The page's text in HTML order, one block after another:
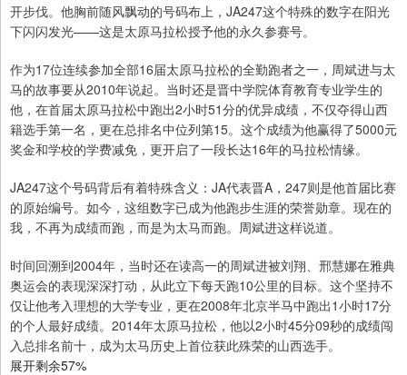
开步伐。他胸前随风飘动的号码布上，JA247这个特殊的数字在阳光
下闪闪发光——这是太原马拉松授予他的永久参赛号。
作为17位连续参加全部16届太原马拉松的全勤跑者之一，周斌进与太
马的故事要从2010年说起。当时还是晋中学院体育教育专业学生的
他，在首届太原马拉松中跑出2小时51分的优异成绩，不仅夺得山西
籍选手第一名，更在总排名中位列第15。这个成绩为他赢得了5000元
奖金和学校的学费减免，更开启了一段长达16年的马拉松情缘。
JA247这个号码背后有着特殊含义：JA代表晋A，247则是他首届比赛
的原始编号。如今，这组数字已成为他跑步生涯的荣誉勋章。现在的
我，不再为成绩而跑，而是为太马而跑。周斌进这样说道。
时间回溯到2004年，当时还在读高一的周斌进被刘翔、邢慧娜在雅典
奥运会的表现深深打动，从此立下每天跑10公里的目标。这个坚持不
仅让他考入理想的大学专业，更在2008年北京半马中跑出1小时17分
的个人最好成绩。2014年太原马拉松，他以2小时45分09秒的成绩闯
入总排名前十，成为太马历史上首位获此殊荣的山西选手。
展开剩余57%